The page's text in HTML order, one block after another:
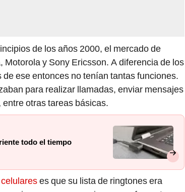
de los años 2000, el mercado de
y Sony Ericsson. A diferencia de los
ese entonces no tenían tantas funciones.
para realizar llamadas, enviar mensajes
otras tareas básicas.
todo el tiempo
celulareses que su lista de ringtones era